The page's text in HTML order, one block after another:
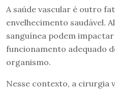
A saúde vascular é outro
envelhecimento saudável.
sanguínea podem impactar
funcionamento adequado
organismo.
Nesse contexto, a cirurgia